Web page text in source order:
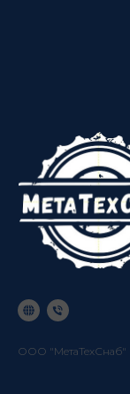
ООО "МетаТехСнаб"